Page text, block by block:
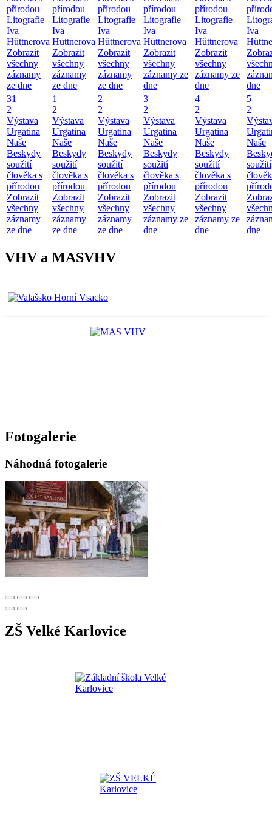
přírodou
Litografie
Iva
Hüttnerova
Zobrazit
všechny
záznamy
ze dne
přírodou
Litografie
Iva
Hüttnerova
Zobrazit
všechny
záznamy
ze dne
přírodou
Litografie
Iva
Hüttnerova
Zobrazit
všechny
záznamy
ze dne
přírodou
Litografie
Iva
Hüttnerova
Zobrazit
všechny
záznamy ze
dne
přírodou
Litografie
Iva
Hüttnerova
Zobrazit
všechny
záznamy ze
dne
Iva
dne
31
2
Výstava
Urgatina
Naše
Beskydy
soužití
člověka s
přírodou
Zobrazit
všechny
záznamy
ze dne
1
2
Výstava
Urgatina
Naše
Beskydy
soužití
člověka s
přírodou
Zobrazit
všechny
záznamy
ze dne
2
2
Výstava
Urgatina
Naše
Beskydy
soužití
člověka s
přírodou
Zobrazit
všechny
záznamy
ze dne
3
2
Výstava
Urgatina
Naše
Beskydy
soužití
člověka s
přírodou
Zobrazit
všechny
záznamy ze
dne
4
2
Výstava
Urgatina
Naše
Beskydy
soužití
člověka s
přírodou
Zobrazit
všechny
záznamy ze
dne
5
2
Naše
soužití
dne
VHV a MASVHV
Fotogalerie
Náhodná fotogalerie
ZŠ Velké Karlovice